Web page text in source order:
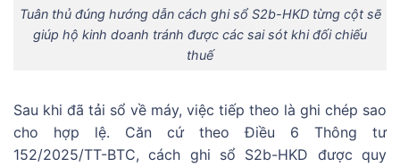
Tuân thủ đúng hướng dẫn cách ghi sổ S2b-HKD từng cột sẽ
giúp hộ kinh doanh tránh được các sai sót khi đối chiếu
thuế
Sau khi đã tải sổ về máy, việc tiếp theo là ghi chép sao
cho hợp lệ. Căn cứ theo Điều 6 Thông tư
152/2025/TT-BTC, cách ghi sổ S2b-HKD được quy